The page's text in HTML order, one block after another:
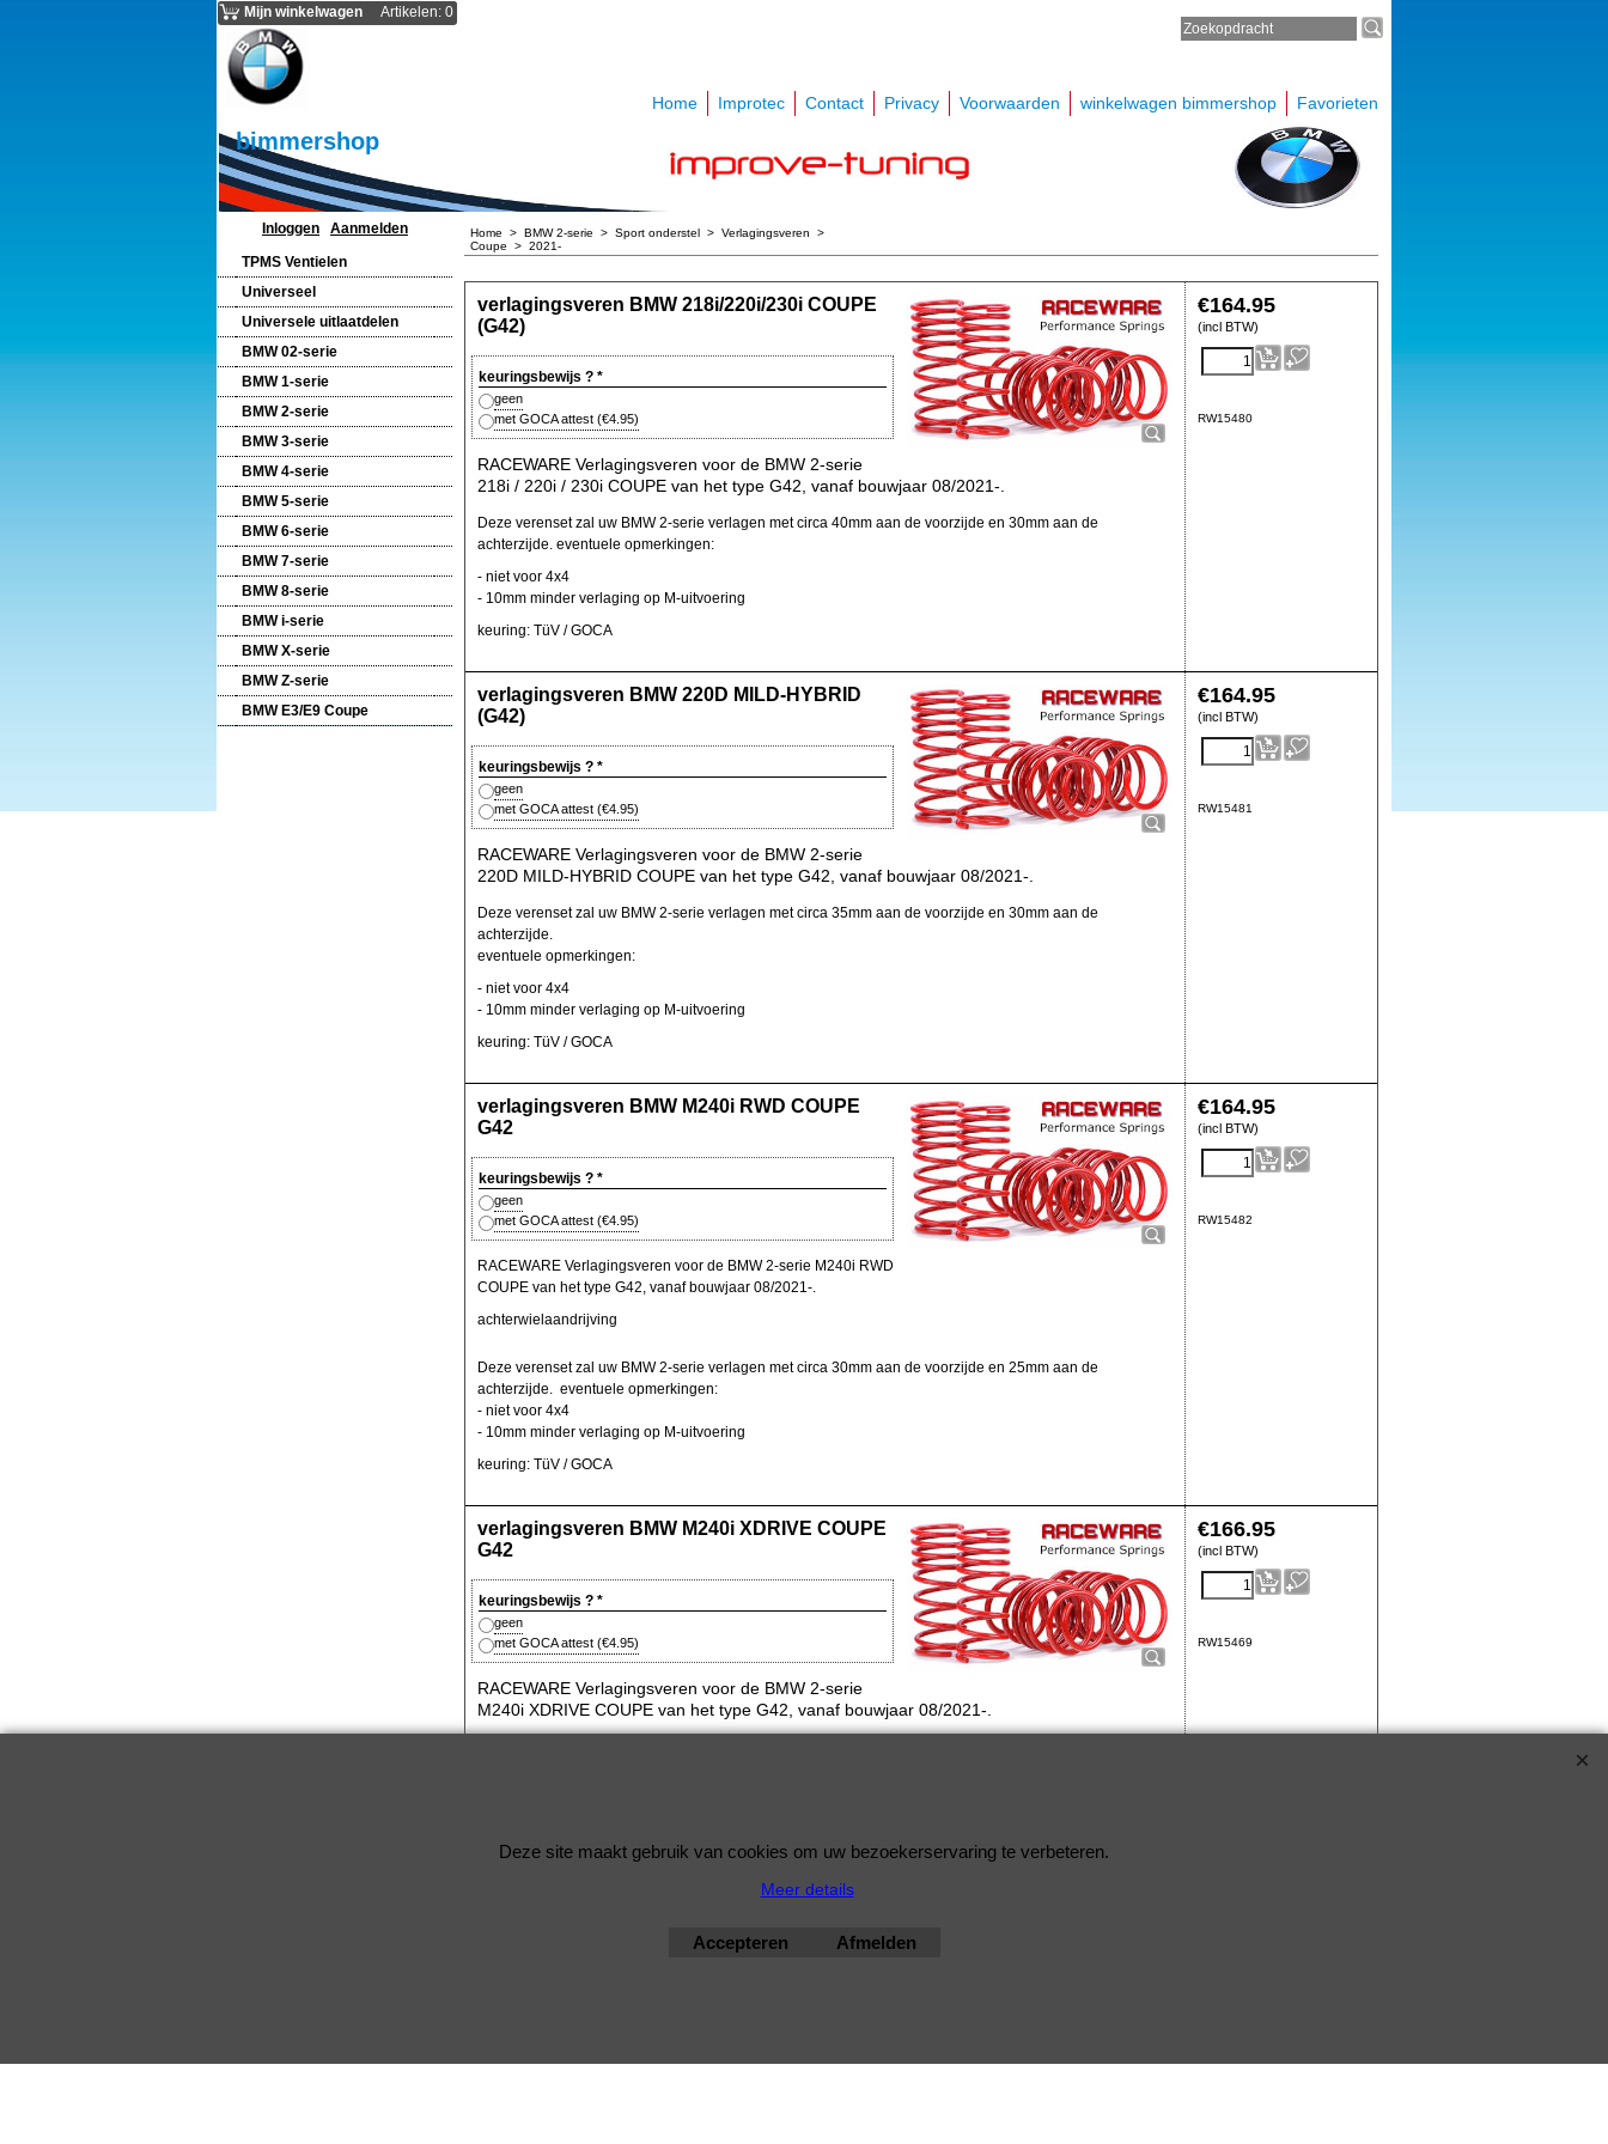
bimmershop
Mijn winkelwagen Artikelen: 0
Home Improtec Contact Privacy Voorwaarden winkelwagen bimmershop Favorieten
Inloggen
Aanmelden
TPMS Ventielen
Universeel
Universele uitlaatdelen
BMW 02-serie
BMW 1-serie
BMW 2-serie
BMW 3-serie
BMW 4-serie
BMW 5-serie
BMW 6-serie
BMW 7-serie
BMW 8-serie
BMW i-serie
BMW X-serie
BMW Z-serie
BMW E3/E9 Coupe
Home > BMW 2-serie > Sport onderstel > Verlagingsveren >
Coupe > 2021-
€164.95
(incl BTW)
RW15480
verlagingsveren BMW 218i/220i/230i COUPE
(G42)
keuringsbewijs ? *
geen
met GOCA attest (€4.95)
RACEWARE Verlagingsveren voor de BMW 2-serie
218i / 220i / 230i COUPE van het type G42, vanaf bouwjaar 08/2021-.
Deze verenset zal uw BMW 2-serie verlagen met circa 40mm aan de voorzijde en 30mm aan de
achterzijde. eventuele opmerkingen:
- niet voor 4x4
- 10mm minder verlaging op M-uitvoering
keuring: TüV / GOCA
€164.95
(incl BTW)
RW15481
verlagingsveren BMW 220D MILD-HYBRID
(G42)
keuringsbewijs ? *
geen
met GOCA attest (€4.95)
RACEWARE Verlagingsveren voor de BMW 2-serie
220D MILD-HYBRID COUPE van het type G42, vanaf bouwjaar 08/2021-.
Deze verenset zal uw BMW 2-serie verlagen met circa 35mm aan de voorzijde en 30mm aan de
achterzijde.
eventuele opmerkingen:
- niet voor 4x4
- 10mm minder verlaging op M-uitvoering
keuring: TüV / GOCA
€164.95
(incl BTW)
RW15482
verlagingsveren BMW M240i RWD COUPE
G42
keuringsbewijs ? *
geen
met GOCA attest (€4.95)
RACEWARE Verlagingsveren voor de BMW 2-serie M240i RWD
COUPE van het type G42, vanaf bouwjaar 08/2021-.
achterwielaandrijving
Deze verenset zal uw BMW 2-serie verlagen met circa 30mm aan de voorzijde en 25mm aan de
achterzijde. eventuele opmerkingen:
- niet voor 4x4
- 10mm minder verlaging op M-uitvoering
keuring: TüV / GOCA
€166.95
(incl BTW)
RW15469
verlagingsveren BMW M240i XDRIVE COUPE
G42
keuringsbewijs ? *
geen
met GOCA attest (€4.95)
RACEWARE Verlagingsveren voor de BMW 2-serie
M240i XDRIVE COUPE van het type G42, vanaf bouwjaar 08/2021-.
BMW Kwaliteit en Service onder 1 dak
Deze site maakt gebruik van cookies om uw bezoekerservaring te verbeteren.
Meer details
Accepteren Afmelden